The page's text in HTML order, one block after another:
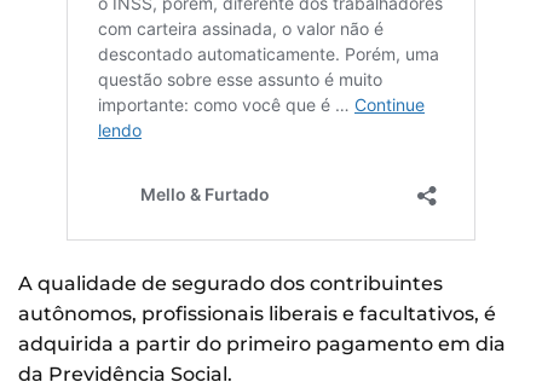
A qualidade de segurado dos contribuintes
autônomos, profissionais liberais e facultativos, é
adquirida a partir do primeiro pagamento em dia
da Previdência Social.